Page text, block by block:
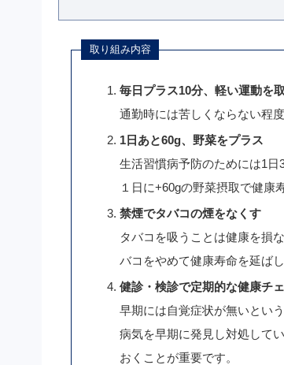
取り組み内容
毎日プラス10分、軽い運動を
通勤時には苦しくならない程
1日あと60g、野菜をプラス
生活習慣病予防のためには1日
１日に+60gの野菜摂取で健康
禁煙でタバコの煙をなくす
タバコを吸うことは健康を損
バコをやめて健康寿命を延ばし
健診・検診で定期的な健康チ
早期には自覚症状が無いとい
病気を早期に発見し対処して
おくことが重要です。